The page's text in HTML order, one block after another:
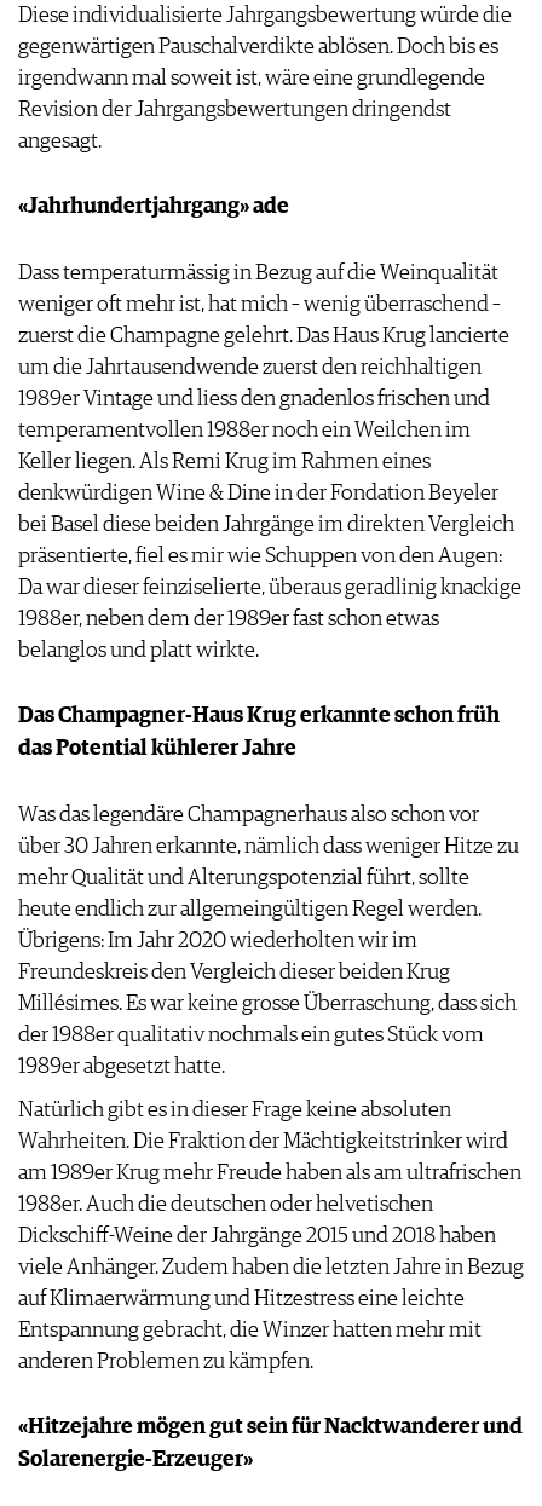
Diese individualisierte Jahrgangsbewertung würde die
gegenwärtigen Pauschalverdikte ablösen. Doch bis es
irgendwann mal soweit ist, wäre eine grundlegende
Revision der Jahrgangsbewertungen dringendst
angesagt.
«Jahrhundertjahrgang» ade
Dass temperaturmässig in Bezug auf die Weinqualität
weniger oft mehr ist, hat mich – wenig überraschend –
zuerst die Champagne gelehrt. Das Haus Krug lancierte
um die Jahrtausendwende zuerst den reichhaltigen
1989er Vintage und liess den gnadenlos frischen und
temperamentvollen 1988er noch ein Weilchen im
Keller liegen. Als Remi Krug im Rahmen eines
denkwürdigen Wine & Dine in der Fondation Beyeler
bei Basel diese beiden Jahrgänge im direkten Vergleich
präsentierte, fiel es mir wie Schuppen von den Augen:
Da war dieser feinziselierte, überaus geradlinig knackige
1988er, neben dem der 1989er fast schon etwas
belanglos und platt wirkte.
Das Champagner-Haus Krug erkannte schon früh
das Potential kühlerer Jahre
Was das legendäre Champagnerhaus also schon vor
über 30 Jahren erkannte, nämlich dass weniger Hitze zu
mehr Qualität und Alterungspotenzial führt, sollte
heute endlich zur allgemeingültigen Regel werden.
Übrigens: Im Jahr 2020 wiederholten wir im
Freundeskreis den Vergleich dieser beiden Krug
Millésimes. Es war keine grosse Überraschung, dass sich
der 1988er qualitativ nochmals ein gutes Stück vom
1989er abgesetzt hatte.
Natürlich gibt es in dieser Frage keine absoluten
Wahrheiten. Die Fraktion der Mächtigkeitstrinker wird
am 1989er Krug mehr Freude haben als am ultrafrischen
1988er. Auch die deutschen oder helvetischen
Dickschiff-Weine der Jahrgänge 2015 und 2018 haben
viele Anhänger. Zudem haben die letzten Jahre in Bezug
auf Klimaerwärmung und Hitzestress eine leichte
Entspannung gebracht, die Winzer hatten mehr mit
anderen Problemen zu kämpfen.
«Hitzejahre mögen gut sein für Nacktwanderer und
Solarenergie-Erzeuger»